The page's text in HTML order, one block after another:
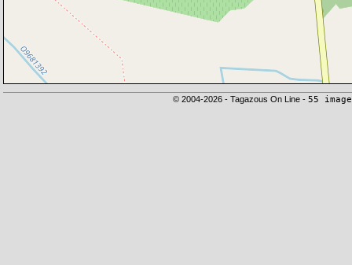
© 2004-2026 - Tagazous On Line - 55